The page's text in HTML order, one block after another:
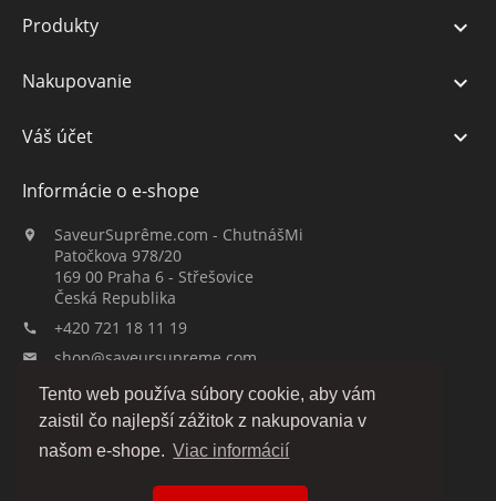
Tento web používa súbory cookie, aby vám
zaistil čo najlepší zážitok z nakupovania v
našom e-shope. Viac informácií
Produkty 
Nakupovanie 
Váš účet 
Informácie o e-shope

SaveurSuprême.com - ChutnášMi
Patočkova 978/20
169 00 Praha 6 - Střešovice
Česká Republika
 +420 721 18 11 19
 shop@saveursupreme.com
Sledujte nás: